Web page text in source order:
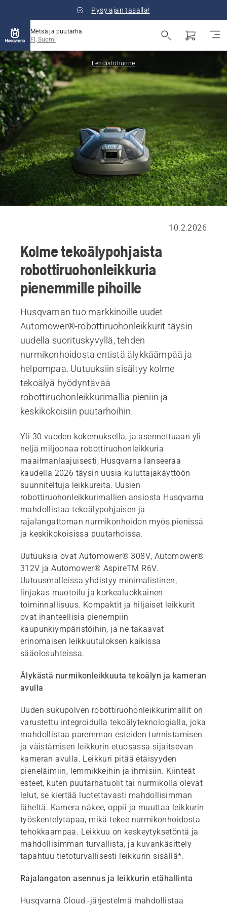
Pysy ajan tasalla!
Metsä ja puutarha
FI, Suomi
Lehdistöhuone
10.2.2026
Kolme tekoälypohjaista
robottiruohonleikkuria
pienemmille pihoille
Husqvarnan tuo markkinoille uudet
Automower®-robottiruohonleikkurit täysin
uudella suorituskyvyllä, tehden
nurmikonhoidosta entistä älykkäämpää ja
helpompaa. Uutuuksiin sisältyy kolme
tekoälyä hyödyntävää
robottiruohonleikkurimallia pieniin ja
keskikokoisiin puutarhoihin.
Yli 30 vuoden kokemuksella, ja asennettuaan yli
neljä miljoonaa robottiruohonleikkuria
maailmanlaajuisesti, Husqvarna lanseeraa
kaudella 2026 täysin uusia kuluttajakäyttöön
suunniteltuja leikkureita. Uusien
robottiruohonleikkurimallien ansiosta Husqvarna
mahdollistaa tekoälypohjaisen ja
rajalangattoman nurmikonhoidon myös pienissä
ja keskikokoisissa puutarhoissa.
Uutuuksia ovat Automower® 308V, Automower®
312V ja Automower® AspireTM R6V.
Uutuusmalleissa yhdistyy minimalistinen,
linjakas muotoilu ja korkealuokkainen
toiminnallisuus. Kompaktit ja hiljaiset leikkurit
ovat ihanteellisia pienempiin
kaupunkiympäristöihin, ja ne takaavat
erinomaisen leikkuutuloksen kaikissa
sääolosuhteissa.
Älykästä nurmikonleikkuuta tekoälyn ja kameran
avulla
Uuden sukupolven robottiruohonleikkurimallit on
varustettu integroidulla tekoälyteknologialla, joka
mahdollistaa paremman esteiden tunnistamisen
ja väistämisen leikkurin etuosassa sijaitsevan
kameran avulla. Leikkuri pitää etäisyyden
pieneläimiin, lemmikkeihin ja ihmisiin. Kiinteät
esteet, kuten puutarhatuolit tai nurmikolla olevat
lelut, se kiertää luotettavasti mahdollisimman
läheltä. Kamera näkee, oppii ja muuttaa leikkurin
työskentelytapaa, mikä tekee nurmikonhoidosta
tehokkaampaa. Leikkuu on keskeytyksetöntä ja
mahdollisimman turvallista, ja kuvankäsittely
tapahtuu tietoturvallisesti leikkurin sisällä*.
Rajalangaton asennus ja leikkurin etähallinta
Husqvarna Cloud -järjestelmä mahdollistaa